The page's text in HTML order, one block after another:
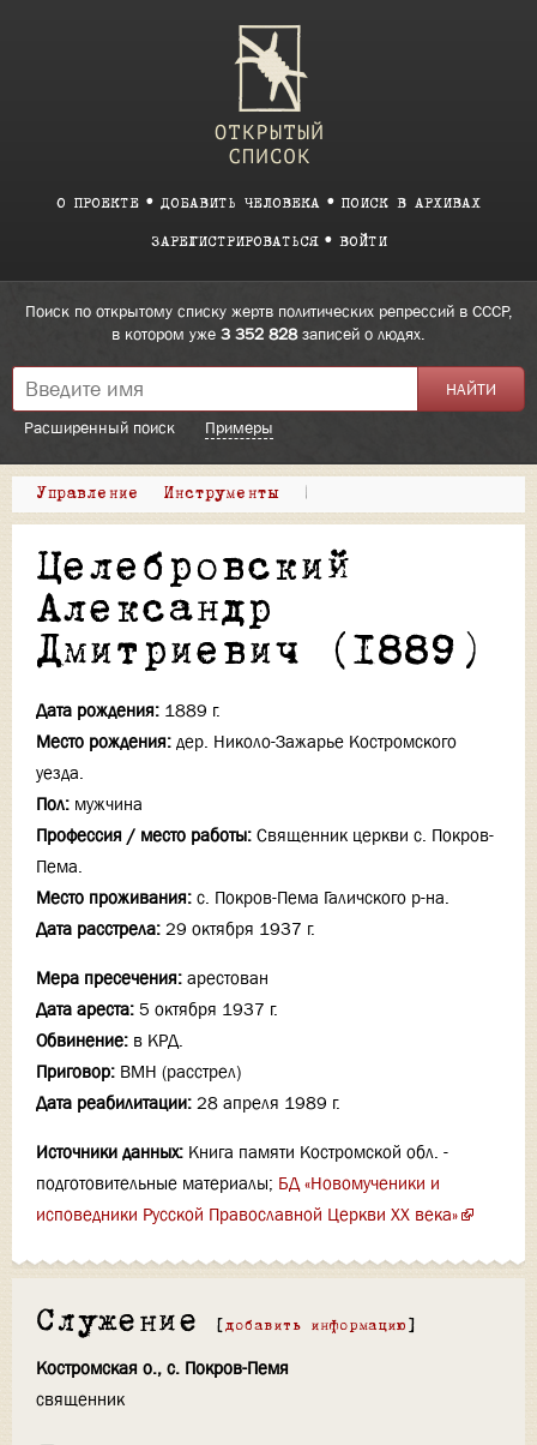
О ПРОЕКТЕ ДОБАВИТЬ ЧЕЛОВЕКА ПОИСК В АРХИВАХ
ЗАРЕГИСТРИРОВАТЬСЯ ВОЙТИ
Поиск по открытому списку жертв политических репрессий в СССР,
в котором уже 3 352 828записей о людях.
Расширенный поиск Примеры
Управление Инструменты |
Целебровский
Александр
Дмитриевич (1889)
Дата рождения: 1889 г.
Место рождения: дер. Николо-Зажарье Костромского
уезда.
Пол: мужчина
Профессия / место работы: Священник церкви с. Покров-
Пема.
Место проживания: с. Покров-Пема Галичского р-на.
Дата расстрела: 29 октября 1937 г.
Мера пресечения: арестован
Дата ареста: 5 октября 1937 г.
Обвинение: в КРД.
Приговор: ВМН (расстрел)
Дата реабилитации: 28 апреля 1989 г.
Источники данных: Книга памяти Костромской обл. -
подготовительные материалы; БД «Новомученики и
исповедники Русской Православной Церкви XX века»
Служение [ добавить информацию ]
Костромская о., с. Покров-Пемя
священник